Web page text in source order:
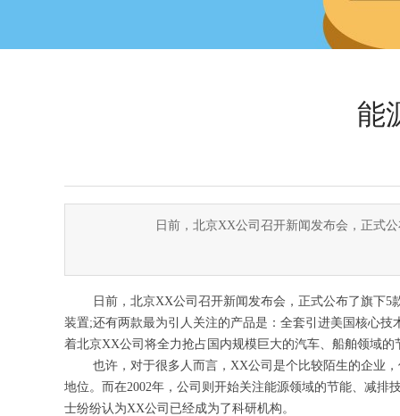
能
日前，北京XX公司召开新闻发布会，正式
日前，北京XX公司召开新闻发布会，正式公布了旗下
装置;还有两款最为引人关注的产品是：全套引进美国核心
着北京XX公司将全力抢占国内规模巨大的汽车、船舶领域的
也许，对于很多人而言，XX公司是个比较陌生的企业
地位。而在2002年，公司则开始关注能源领域的节能、减
士纷纷认为XX公司已经成为了科研机构。